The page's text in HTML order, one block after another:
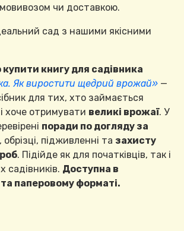
чи доставкою.
сад з нашими якісними
книгу для садівника
Як виростити щедрий врожай» —
для тих, хто займається
і хоче отримувати великі врожаї. У
поради по догляду за
обрізці, підживленні та захисту
. Підійде як для початківців, так і
садівників. Доступна в
паперовому форматі.